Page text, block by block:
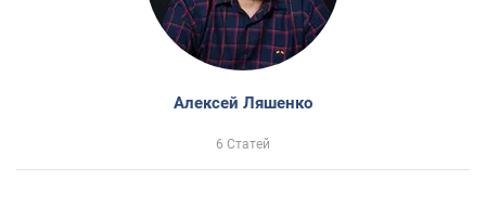
Алексей Ляшенко
6 Статей